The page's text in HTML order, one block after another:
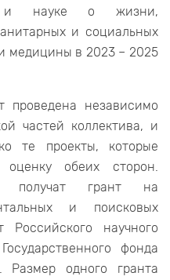
и науке о жизни,
и социальных
медицины в 2023 – 2025
проведена независимо
частей коллектива, и
те проекты, которые
оценку обеих сторон.
получат грант на
и поисковых
Российского научного
фонда
Размер одного гранта